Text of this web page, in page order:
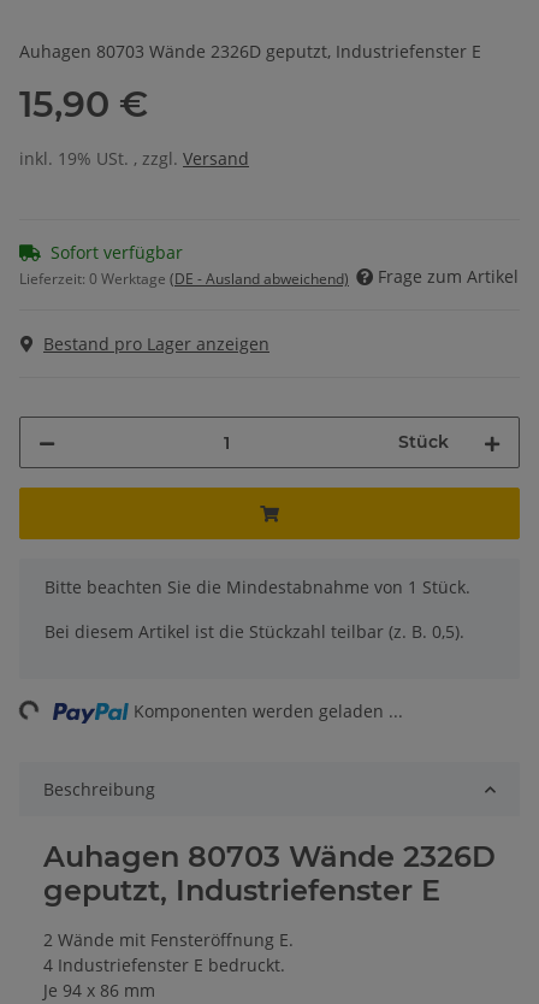
Auhagen 80703 Wände 2326D geputzt, Industriefenster E
15,90 €
inkl. 19% USt. , zzgl. Versand
Sofort verfügbar
Lieferzeit: 0 Werktage (DE - Ausland abweichend) Frage zum Artikel
Bestand pro Lager anzeigen
Stück
x
Bitte beachten Sie die Mindestabnahme von 1 Stück.
Bei diesem Artikel ist die Stückzahl teilbar (z. B. 0,5).
Komponenten werden geladen ...
Beschreibung
Auhagen 80703 Wände 2326D
geputzt, Industriefenster E
2 Wände mit Fensteröffnung E.
4 Industriefenster E bedruckt.
Je 94 x 86 mm